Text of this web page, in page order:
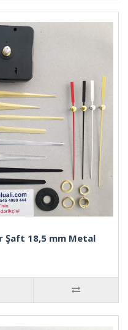
Şaft 18,5 mm Metal